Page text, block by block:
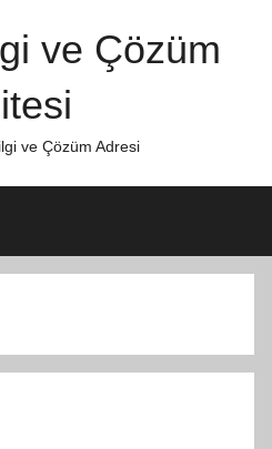
ve Çözüm
ve Çözüm Adresi